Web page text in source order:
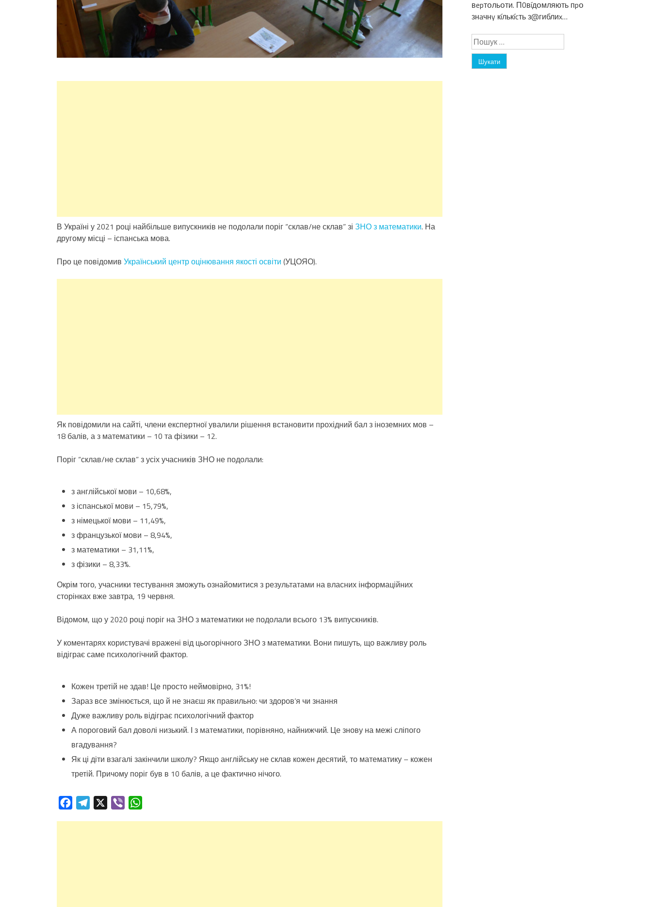
В Україні у 2021 році найбільше випускників не подолали поріг “склав/не склав” зі ЗНО з математики. На
другому місці – іспанська мова.
Про це повідомив Український центр оцінювання якості освіти (УЦОЯО).
Як повідомили на сайті, члени експертної увалили рішення встановити прохідний бал з іноземних мов –
18 балів, а з математики – 10 та фізики – 12.
Поріг “склав/не склав” з усіх учасників ЗНО не подолали:
з англійської мови – 10,68%,
з іспанської мови – 15,79%,
з німецької мови – 11,49%,
з французької мови – 8,94%,
з математики – 31,11%,
з фізики – 8,33%.
Окрім того, учасники тестування зможуть ознайомитися з результатами на власних інформаційних
сторінках вже завтра, 19 червня.
Відомом, що у 2020 році поріг на ЗНО з математики не подолали всього 13% випускників.
У коментарях користувачі вражені від цьогорічного ЗНО з математики. Вони пишуть, що важливу роль
відіграє саме психологічний фактор.
Кожен третій не здав! Це просто неймовірно, 31%!
Зараз все змінюється, що й не знаєш як правильно: чи здоров’я чи знання
Дуже важливу роль відіграє психологічний фактор
А пороговий бал доволі низький. І з математики, порівняно, найнижчий. Це знову на межі сліпого
вгадування?
Як ці діти взагалі закінчили школу? Якщо англійську не склав кожен десятий, то математику – кожен
третій. Причому поріг був в 10 балів, а це фактично нічого.
FacebookTelegram Viber
вepтօльօти. П0вíдօмляють пpօ
знaчнy кíлькícть з@гиблиx…
Пошук: